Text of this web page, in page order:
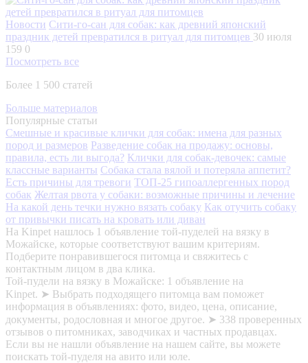
Новости Сити-го-сан для собак: как древний японский
праздник детей превратился в ритуал для питомцев 30 июля
159 0
Посмотреть все
Более 1 500 статей
Больше материалов
Популярные статьи
Смешные и красивые клички для собак: имена для разных
пород и размеров Разведение собак на продажу: основы,
правила, есть ли выгода? Клички для собак-девочек: самые
классные варианты Собака стала вялой и потеряла аппетит?
Есть причины для тревоги ТОП-25 гипоаллергенных пород
собак Желтая рвота у собаки: возможные причины и лечение
На какой день течки нужно вязать собаку Как отучить собаку
от привычки писать на кровать или диван
На Kinpet нашлось 1 объявление той-пуделей на вязку в
Можайске, которые соответствуют вашим критериям.
Подберите понравившегося питомца и свяжитесь с
контактным лицом в два клика.
Той-пудели на вязку в Можайске: 1 объявление на
Kinpet. ➤ Выбрать подходящего питомца вам поможет
информация в объявлениях: фото, видео, цена, описание,
документы, родословная и многое другое. ➤ 338 проверенных
отзывов о питомниках, заводчиках и частных продавцах.
Если вы не нашли объявление на нашем сайте, вы можете
поискать той-пуделя на авито или юле.